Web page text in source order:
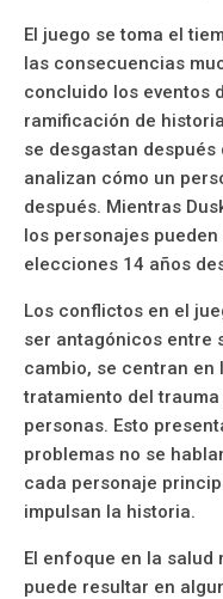
El juego se toma el
las consecuencias
concluido los eventos
ramificación de
se desgastan
analizan cómo un
después. Mientras
los personajes
elecciones 14 años
Los conflictos en el
ser antagónicos entre
cambio, se centran en
tratamiento del
personas. Esto
problemas no se
cada personaje
impulsan la historia.
El enfoque en la salud
puede resultar en